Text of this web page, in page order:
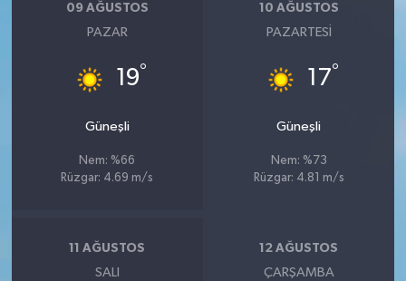
09 AĞUSTOS
PAZAR
19°
Güneşli
Nem: %66
Rüzgar: 4.69 m/s
10 AĞUSTOS
PAZARTESI
17°
Güneşli
Nem: %73
Rüzgar: 4.81 m/s
11 AĞUSTOS
SALI
12 AĞUSTOS
ÇARŞAMBA